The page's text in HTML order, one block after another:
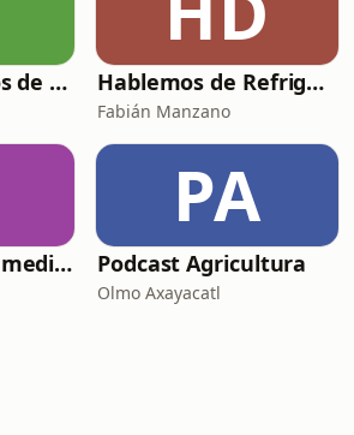
Técnicos y Rudos de la Refrigeración Hablemos de Refrigeración con Quimobásicos
Fabián Manzano
5 minutos para meditar con Dios
PA
Podcast Agricultura
Olmo Axayacatl